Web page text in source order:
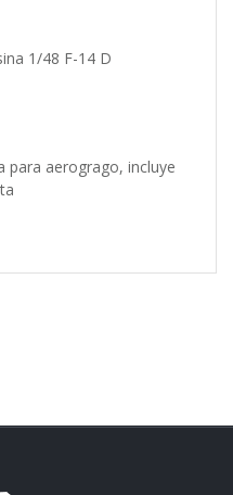
1/48 F-14 D
para aerogrago, incluye